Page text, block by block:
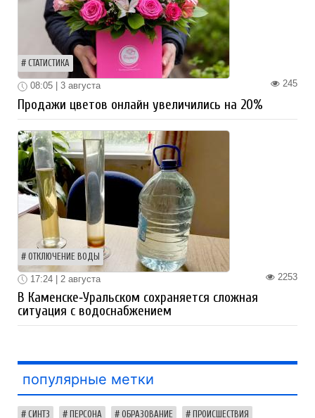
СТАТИСТИКА
245
08:05 | 3 августа
Продажи цветов онлайн увеличились на 20%
ОТКЛЮЧЕНИЕ ВОДЫ
2253
17:24 | 2 августа
В Каменске‑Уральском сохраняется сложная
ситуация с водоснабжением
популярные метки
СИНТЗ ПЕРСОНА ОБРАЗОВАНИЕ ПРОИСШЕСТВИЯ